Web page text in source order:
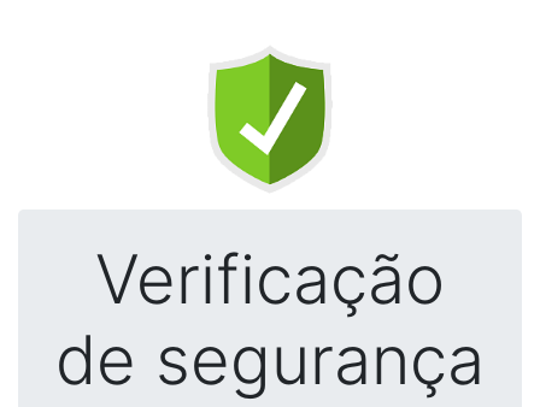
Verificação
de segurança